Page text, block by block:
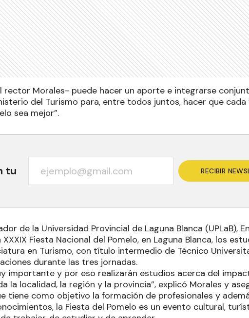
rector Morales- puede hacer un aporte e integrarse
del Turismo para, entre todos juntos, hacer que cada
sea mejor”.
tu RECIBIR
de la Universidad Provincial de Laguna Blanca (UPLaB),
Fiesta Nacional del Pomelo, en Laguna Blanca, los
en Turismo, con título intermedio de Técnico
durante las tres jornadas.
importante y por eso realizarán estudios acerca del
la localidad, la región y la provincia”, explicó Morales y
tiene como objetivo la formación de profesionales y
la Fiesta del Pomelo es un evento cultural,